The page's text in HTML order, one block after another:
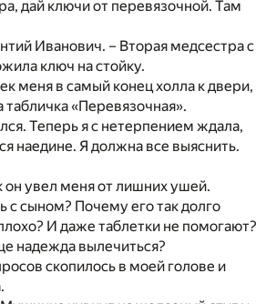
дай ключи от перевязочной. Там
Иванович. – Вторая медсестра с
ключ на стойку.
меня в самый конец холла к двери,
табличка «Перевязочная».
Теперь я с нетерпением ждала,
наедине. Я должна все выяснить.
он увел меня от лишних ушей.
с сыном? Почему его так долго
И даже таблетки не помогают?
надежда вылечиться?
скопилось в моей голове и